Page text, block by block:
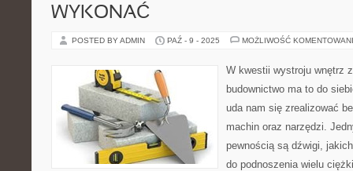
WYKONAĆ
POSTED BY ADMIN PAŹ - 9 - 2025 MOŻLIWOŚĆ
W kwestii wystroju wnętrz
budownictwo ma to do
uda nam się zrealizować
machin oraz narzędzi.
pewnością są dźwigi,
do podnoszenia wielu